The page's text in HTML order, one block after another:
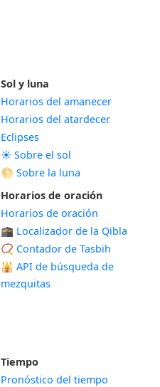
Sol y luna
Horarios del amanecer
Horarios del atardecer
Eclipses
☀️ Sobre el sol
🌕 Sobre la luna
Horarios de oración
Horarios de oración
🕋 Localizador de la Qibla
📿 Contador de Tasbih
🕌 API de búsqueda de
mezquitas
Tiempo
Pronóstico del tiempo